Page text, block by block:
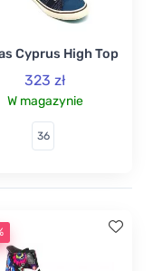
Cyprus High Top
323 zł
W magazynie
36